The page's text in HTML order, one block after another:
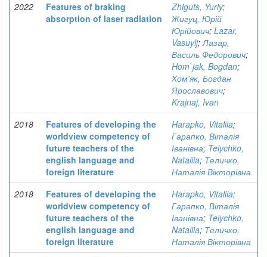
2022
Features of braking
absorption of laser radiation
Zhiguts, Yuriy;
Жигуц, Юрій
Юрійович; Lazar,
Vasuylj;Лазар,
Василь Федорович;
Hom`jak, Bogdan;
Хом'як, Богдан
Ярославович;
Krajnaj, Ivan
2018
Features of developing the
worldview competency of
future teachers of the
english language and
foreign literature
Harapko, Vitaliia;
Гарапко, Віталія
Іванівна; Telychko,
Nataliia; Теличко,
Наталія Вікторівна
2018
Features of developing the
worldview competency of
future teachers of the
english language and
foreign literature
Harapko, Vitaliia;
Гарапко, Віталія
Іванівна; Telychko,
Nataliia; Теличко,
Наталія Вікторівна